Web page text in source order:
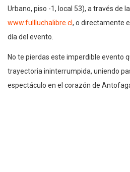
Urbano, piso -1, local 53), a través de
www.fullluchalibre.cl, o directamente
día del evento.
No te pierdas este imperdible evento
trayectoria ininterrumpida, uniendo
espectáculo en el corazón de